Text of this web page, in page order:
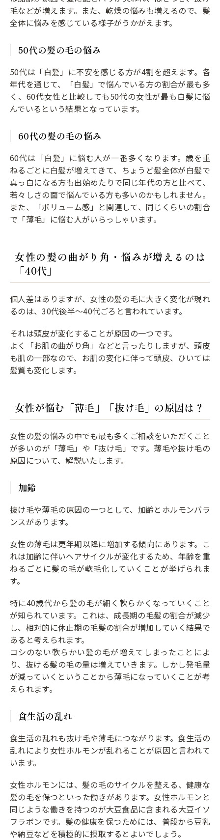
毛などが増えます。また、乾燥の悩みも増えるので、髪
全体に悩みを感じている様子がうかがえます。
50代の髪の毛の悩み
50代は「白髪」に不安を感じる方が4割を超えます。各
年代を通じて、「白髪」で悩んでいる方の割合が最も多
く、60代女性と比較しても50代の女性が最も白髪に悩
んでいるという結果となっています。
60代の髪の毛の悩み
60代は「白髪」に悩む人が一番多くなります。歳を重
ねるごとに白髪が増えてきて、ちょうど髪全体が白髪で
真っ白になる方も出始めたりで同じ年代の方と比べて、
若々しさの面で悩んでいる方も多いのかもしれません。
また、「ボリューム感」と関連して、同じくらいの割合
で「薄毛」に悩む人がいらっしゃいます。
女性の髪の曲がり角・悩みが増えるのは
「40代」
個人差はありますが、女性の髪の毛に大きく変化が現れ
るのは、30代後半～40代ごろと言われています。
それは頭皮が変化することが原因の一つです。
よく「お肌の曲がり角」などと言ったりしますが、頭皮
も肌の一部なので、お肌の変化に伴って頭皮、ひいては
髪質も変化します。
女性が悩む「薄毛」「抜け毛」の原因は？
女性の髪の悩みの中でも最も多くご相談をいただくこと
が多いのが「薄毛」や「抜け毛」です。薄毛や抜け毛の
原因について、解説いたします。
加齢
抜け毛や薄毛の原因の一つとして、加齢とホルモンバラ
ンスがあります。
女性の薄毛は更年期以降に増加する傾向にあります。こ
れは加齢に伴いヘアサイクルが変化するため、年齢を重
ねるごとに髪の毛が軟毛化していくことが挙げられま
す。
特に40歳代から髪の毛が細く軟らかくなっていくこと
が知られています。これは、成長期の毛髪の割合が減少
し、相対的に休止期の毛髪の割合が増加していく結果で
あると考えられます。
コシのない軟らかい髪の毛が増えてしまったことによ
り、抜ける髪の毛の量は増えていきます。しかし発毛量
が減っていくということから薄毛になっていくことが考
えられます。
食生活の乱れ
食生活の乱れも抜け毛や薄毛につながります。食生活の
乱れにより女性ホルモンが乱れることが原因と言われて
います。
女性ホルモンには、髪の毛のサイクルを整える、健康な
髪の毛を保つといった働きがあります。女性ホルモンと
同じような働きを持つのが大豆食品に含まれる大豆イソ
フラボンです。髪の健康を保つためには、普段から豆乳
や納豆などを積極的に摂取するとよいでしょう。